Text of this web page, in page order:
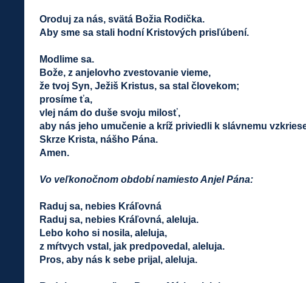
Oroduj za nás, svätá Božia Rodička.
Aby sme sa stali hodní Kristových prisľúbení.
Modlime sa.
Bože, z anjelovho zvestovanie vieme,
že tvoj Syn, Ježiš Kristus, sa stal človekom;
prosíme ťa,
vlej nám do duše svoju milosť,
aby nás jeho umučenie a kríž priviedli k slávnemu
Skrze Krista, nášho Pána.
Amen.
Vo veľkonočnom období namiesto Anjel Pána:
Raduj sa, nebies Kráľovná
Raduj sa, nebies Kráľovná, aleluja.
Lebo koho si nosila, aleluja,
z mŕtvych vstal, jak predpovedal, aleluja.
Pros, aby nás k sebe prijal, aleluja.